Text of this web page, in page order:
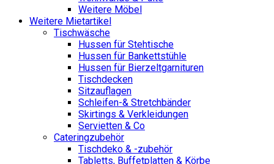
Weitere Möbel
Weitere Mietartikel
Tischwäsche
Hussen für Stehtische
Hussen für Bankettstühle
Hussen für Bierzeltgarnituren
Tischdecken
Sitzauflagen
Schleifen-& Stretchbänder
Skirtings & Verkleidungen
Servietten & Co
Cateringzubehör
Tischdeko & -zubehör
Tabletts, Buffetplatten & Körbe